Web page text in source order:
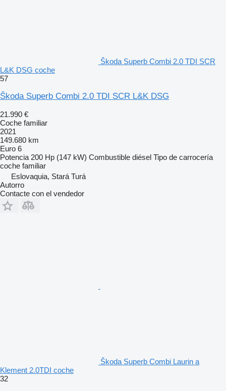
Škoda Superb Combi 2.0 TDI SCR
L&K DSG coche
57
Škoda Superb Combi 2.0 TDI SCR L&K DSG
21.990 €
Coche familiar
2021
149.680 km
Euro 6
Potencia 200 Hp (147 kW) Combustible diésel Tipo de carrocería
coche familiar
Eslovaquia, Stará Turá
Autorro
Contacte con el vendedor
Škoda Superb Combi Laurin a
Klement 2.0TDI coche
32